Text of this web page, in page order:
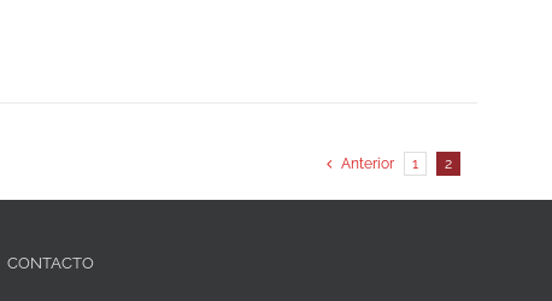
Anterior 1 2
CONTACTO